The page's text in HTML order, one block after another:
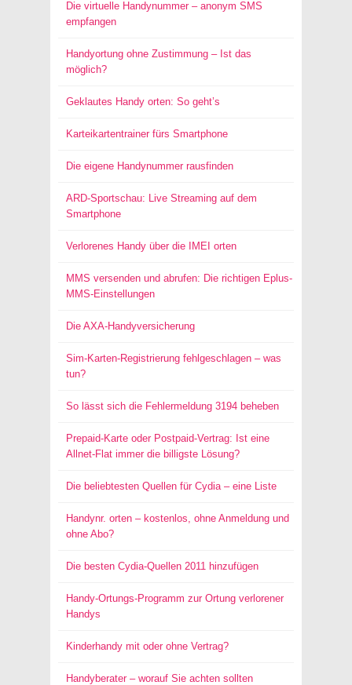
Die virtuelle Handynummer – anonym SMS
empfangen
Handyortung ohne Zustimmung – Ist das
möglich?
Geklautes Handy orten: So geht’s
Karteikartentrainer fürs Smartphone
Die eigene Handynummer rausfinden
ARD-Sportschau: Live Streaming auf dem
Smartphone
Verlorenes Handy über die IMEI orten
MMS versenden und abrufen: Die richtigen Eplus-
MMS-Einstellungen
Die AXA-Handyversicherung
Sim-Karten-Registrierung fehlgeschlagen – was
tun?
So lässt sich die Fehlermeldung 3194 beheben
Prepaid-Karte oder Postpaid-Vertrag: Ist eine
Allnet-Flat immer die billigste Lösung?
Die beliebtesten Quellen für Cydia – eine Liste
Handynr. orten – kostenlos, ohne Anmeldung und
ohne Abo?
Die besten Cydia-Quellen 2011 hinzufügen
Handy-Ortungs-Programm zur Ortung verlorener
Handys
Kinderhandy mit oder ohne Vertrag?
Handyberater – worauf Sie achten sollten